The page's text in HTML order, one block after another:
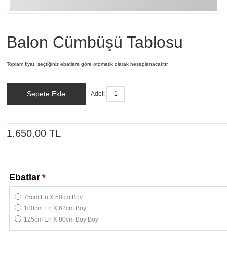
Balon Cümbüşü Tablosu
Toplam fiyat, seçtiğiniz ebatlara göre otomatik olarak hesaplanacaktır.
Sepete Ekle Adet:
1.650,00 TL
*
Ebatlar
75cm En X 50cm Boy
100cm En X 62cm Boy
125cm En X 80cm Boy Boy